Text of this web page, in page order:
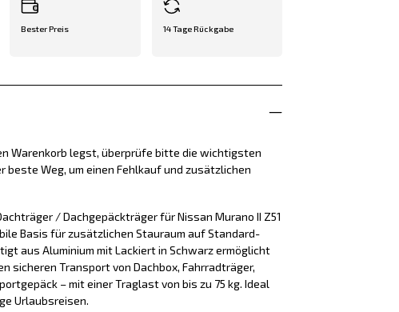
Bester Preis 14 Tage Rückgabe
Warenkorb legst, überprüfe bitte die wichtigsten
beste Weg, um einen Fehlkauf und zusätzlichen
/ Dachgepäckträger für Nissan Murano II Z51
Basis für zusätzlichen Stauraum auf Standard-
aus Aluminium mit Lackiert in Schwarz ermöglicht
sicheren Transport von Dachbox, Fahrradträger,
– mit einer Traglast von bis zu 75 kg. Ideal
Urlaubsreisen.